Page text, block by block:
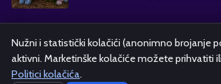
Alati i kalkulatori OglašavanjePolitika kolačića
Nužni i statistički kolačići (anonimno brojanje
aktivni. Marketinške kolačiće možete prihvatiti
Politici kolačića.